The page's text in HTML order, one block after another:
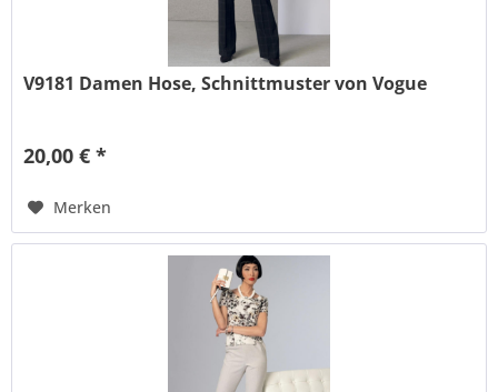
V9181 Damen Hose, Schnittmuster von Vogue
20,00 € *
Merken